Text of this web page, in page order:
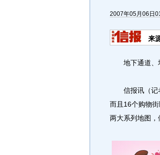
2007年05月06日
来
地下通道、
信报讯（记者
而且16个购物
两大系列地图，